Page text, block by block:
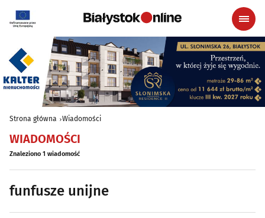
Strona główna Wiadomości
WIADOMOŚCI
Znaleziono 1 wiadomość
funfusze unijne